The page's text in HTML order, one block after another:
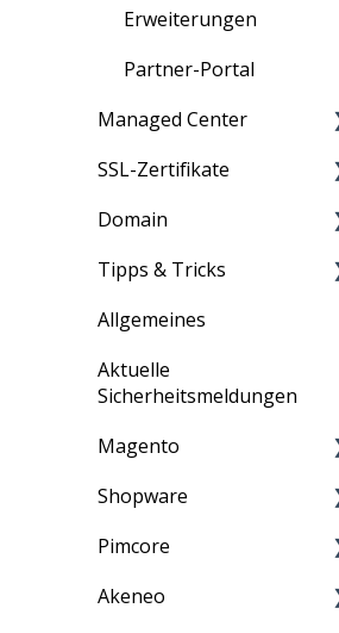
Erweiterungen
Partner-Portal
Managed Center
Dashboard
Monitoring
Webserver
Datenbanken
Suchengines
SSL-Zertifikate
Anleitung
Information
Domain
Informationen
Tipps & Tricks
Allgemein
ASV-Scan
Allgemeines
Aktuelle
Sicherheitsmeldungen
Magento
Information
Shopware
Anleitung
Pimcore
Anleitung
Akeneo